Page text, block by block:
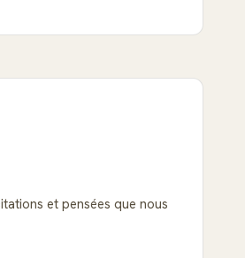
et pensées que nous